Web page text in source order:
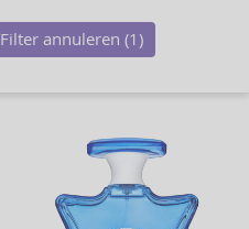
Filter annuleren (1)